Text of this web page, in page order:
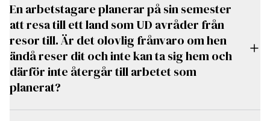
En arbetstagare planerar på sin semester
att resa till ett land som UD avråder från
resor till. Är det olovlig frånvaro om hen
ändå reser dit och inte kan ta sig hem och
därför inte återgår till arbetet som
planerat?